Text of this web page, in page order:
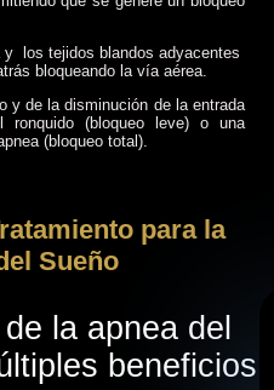
y los tejidos blandos adyacentes
bloqueando la vía aérea.
y de la disminución de la entrada
(bloqueo leve) o una
(bloqueo total).
para la
Sueño
la apnea del
beneficios